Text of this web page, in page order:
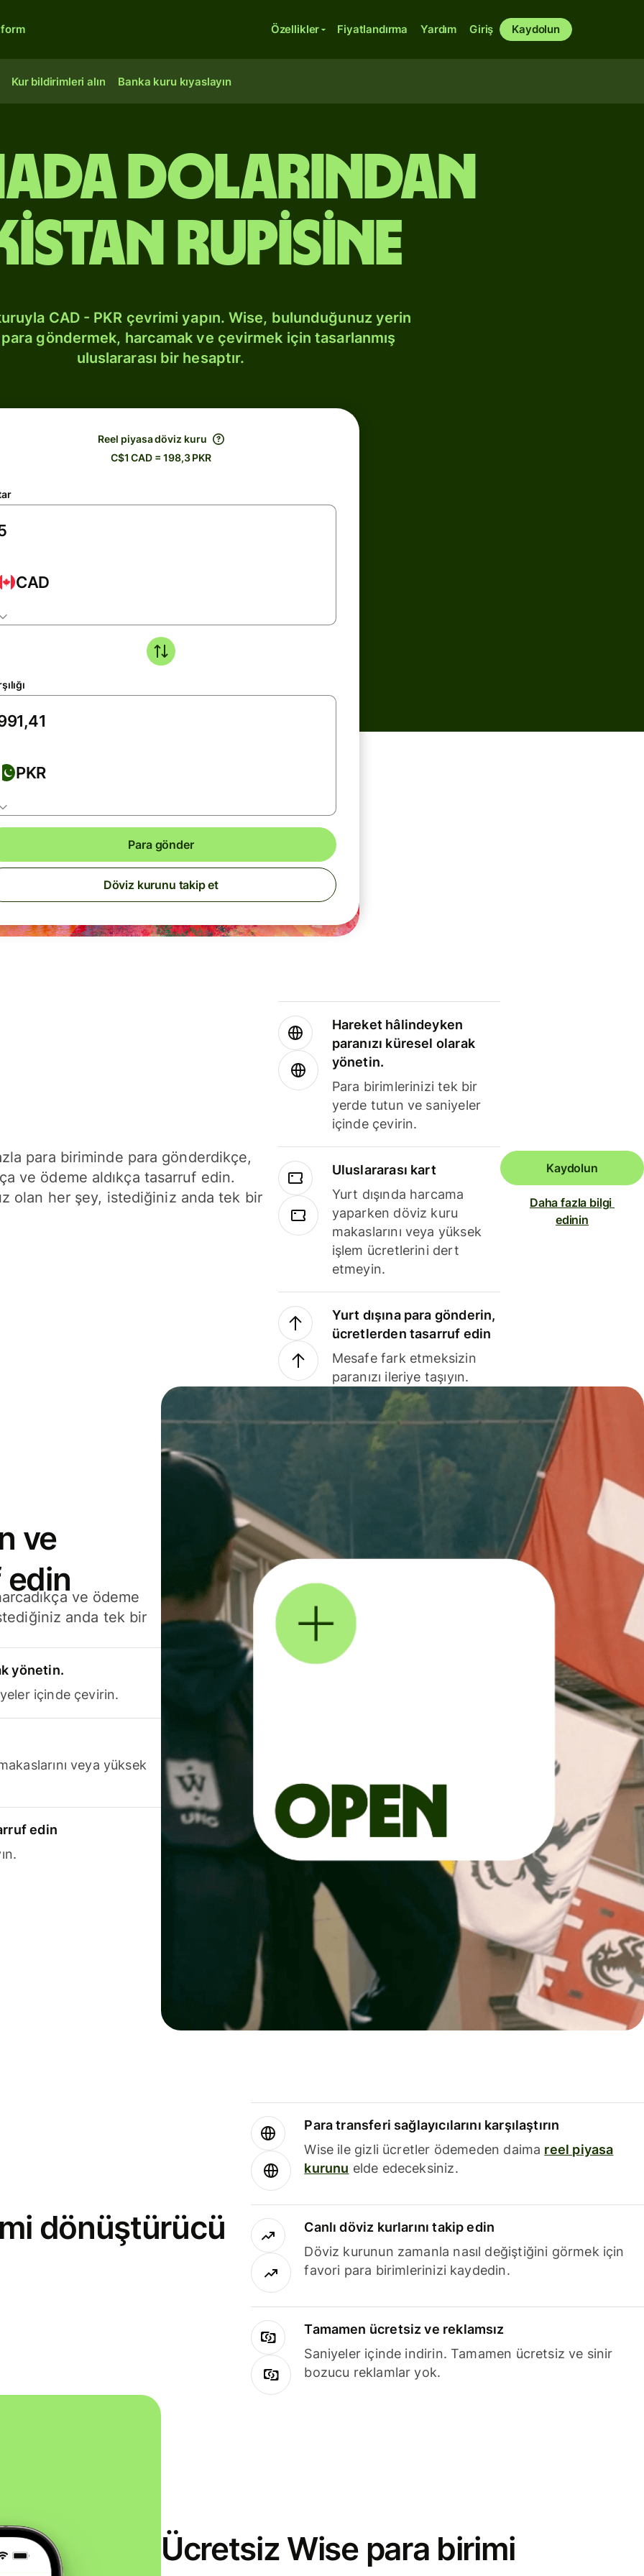
Özellikler Fiyatlandırma Yardım Giriş Kaydolun
Kur bildirimleri alın Banka kuru kıyaslayın
dolarından
rupisine
CAD - PKR çevrimi yapın. Wise, bulunduğunuz yerin
göndermek, harcamak ve çevirmek için tasarlanmış
uluslararası bir hesaptır.
Reel piyasa döviz kuru
C$1 CAD = 198,3 PKR
CAD
PKR
Para gönder
Döviz kurunu takip et
para biriminde para gönderdikçe,
ve ödeme aldıkça tasarruf edin.
olan her şey, istediğiniz anda tek bir
Hareket hâlindeyken
paranızı küresel olarak
yönetin.
Para birimlerinizi tek bir
yerde tutun ve saniyeler
içinde çevirin.
Uluslararası kart
Yurt dışında harcama
yaparken döviz kuru
makaslarını veya yüksek
işlem ücretlerini dert
etmeyin.
Yurt dışına para gönderin,
ücretlerden tasarruf edin
Mesafe fark etmeksizin
paranızı ileriye taşıyın.
Kaydolun
Daha fazla bilgi
edinin
ve
edinve ödeme
anda tek bir
yönetin.
içinde çevirin.
veya yüksek
edin
dönüştürücü
Para transferi sağlayıcılarını karşılaştırın
Wise ile gizli ücretler ödemeden daima reel piyasa
kurunu elde edeceksiniz.
Canlı döviz kurlarını takip edin
Döviz kurunun zamanla nasıl değiştiğini görmek için
favori para birimlerinizi kaydedin.
Tamamen ücretsiz ve reklamsız
Saniyeler içinde indirin. Tamamen ücretsiz ve sinir
bozucu reklamlar yok.
Ücretsiz Wise para birimi